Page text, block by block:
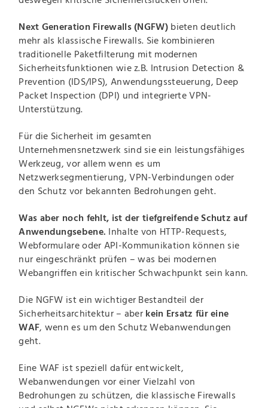
Next Generation Firewalls (NGFW)bieten deutlich
mehr als klassische Firewalls. Sie kombinieren
traditionelle Paketfilterung mit modernen
Sicherheitsfunktionen wie z.B. Intrusion Detection &
Prevention (IDS/IPS), Anwendungssteuerung, Deep
Packet Inspection (DPI) und integrierte VPN-
Unterstützung.
Für die Sicherheit im gesamten
Unternehmensnetzwerk sind sie ein leistungsfähiges
Werkzeug, vor allem wenn es um
Netzwerksegmentierung, VPN-Verbindungen oder
den Schutz vor bekannten Bedrohungen geht.
Was aber noch fehlt, ist der tiefgreifende Schutz auf
Anwendungsebene. Inhalte von HTTP-Requests,
Webformulare oder API-Kommunikation können sie
nur eingeschränkt prüfen – was bei modernen
Webangriffen ein kritischer Schwachpunkt sein kann.
Die NGFW ist ein wichtiger Bestandteil der
Sicherheitsarchitektur – aber kein Ersatz für eine
WAF, wenn es um den Schutz Webanwendungen
geht.
Eine WAF ist speziell dafür entwickelt,
Webanwendungen vor einer Vielzahl von
Bedrohungen zu schützen, die klassische Firewalls